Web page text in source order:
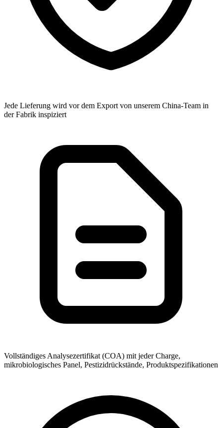
Jede Lieferung wird vor dem Export von unserem China-Team in
der Fabrik inspiziert
Vollständiges Analysezertifikat (COA) mit jeder Charge,
mikrobiologisches Panel, Pestizidrückstände, Produktspezifikationen